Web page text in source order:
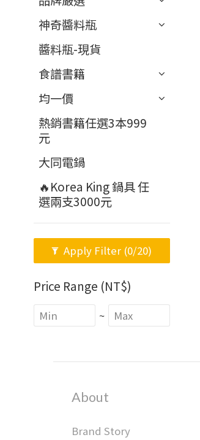
神奇醬料瓶
醬料瓶-現貨
食譜書籍
均一價
熱銷書籍任選3本999
元
大同電鍋
🔥Korea King 鍋具 任
選兩支3000元
Apply Filter (0/20)
Price Range (NT$)
~
About
Brand Story